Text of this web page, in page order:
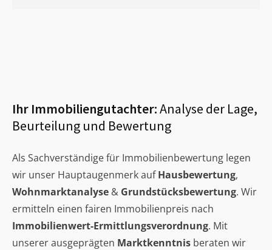
Ihr Immobiliengutachter:Analyse der Lage,
Beurteilung und Bewertung
Als Sachverständige für Immobilienbewertung legen
wir unser Hauptaugenmerk aufHausbewertung,
Wohnmarktanalyse & Grundstücksbewertung. Wir
ermitteln einen fairen Immobilienpreis nach
Immobilienwert-Ermittlungsverordnung. Mit
unserer ausgeprägten Marktkenntnis beraten wir